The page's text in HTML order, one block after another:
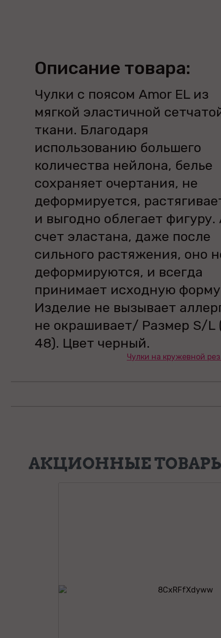
Описание товара:
Чулки с поясом Amor EL из
мягкой эластичной
ткани. Благодаря
использованию большего
количества нейлона, белье
сохраняет очертания, не
деформируется,
и выгодно облегает фигуру.
счет эластана, даже после
сильного растяжения, оно
деформируются, и всегда
принимает исходную
Изделие не вызывает
не окрашивает/ Размер S/L
48). Цвет черный.
Чулки на кружевной
АКЦИОННЫЕ